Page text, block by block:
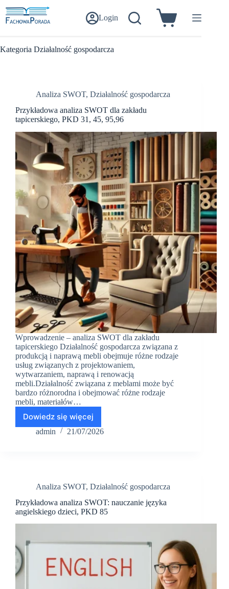
do
treści
Login Koszyk
Kategoria Działalność gospodarcza
Analiza SWOT, Działalność gospodarcza
Przykładowa analiza SWOT dla zakładu
tapicerskiego, PKD 31, 45, 95,96
Wprowadzenie – analiza SWOT dla zakładu
tapicerskiego Działalność gospodarcza związana z
produkcją i naprawą mebli obejmuje różne rodzaje
usług związanych z projektowaniem,
wytwarzaniem, naprawą i renowacją
mebli.Działalność związana z meblami może być
bardzo różnorodna i obejmować różne rodzaje
mebli, materiałów…
Dowiedz się więcej
Przykładowa
analiza
31,
95,96
admin 21/07/2026
Analiza SWOT, Działalność gospodarcza
Przykładowa analiza SWOT: nauczanie języka
angielskiego dzieci, PKD 85